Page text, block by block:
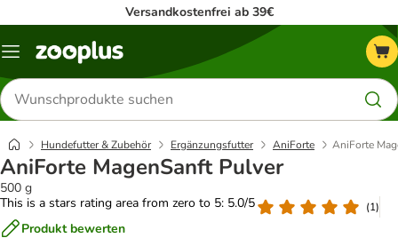
Versandkostenfrei ab 39€
Menü
Produkte
suchen
Hundefutter & Zubehör Ergänzungsfutter AniForte AniForte
AniForte MagenSanft Pulver
500 g
This is a stars rating area from zero to 5: 5.0/5
(1)
Produkt bewerten